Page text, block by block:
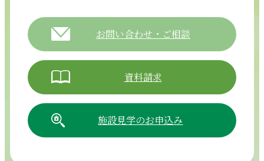
お問い合わせ・ご相談
資料請求
施設見学のお申込み